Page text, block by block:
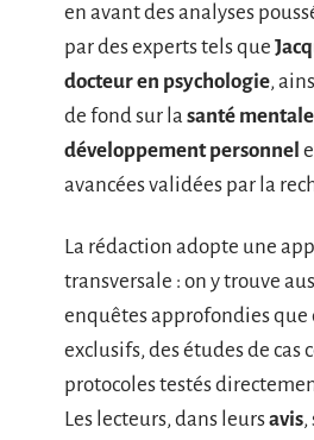
en avant des analyses
par des experts tels que
docteur en psychologie,
de fond sur la santé mentale
développement personnel
avancées validées par la
La rédaction adopte une
transversale : on y trouve
enquêtes approfondies que
exclusifs, des études de cas
protocoles testés
Les lecteurs, dans leursavis,